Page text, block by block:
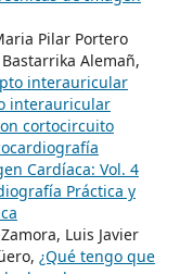
Pilar Portero
Alemañ,
interauricular
interauricular
cortocircuito
Cardíaca: Vol. 4
Práctica y
Luis Javier
¿Qué tengo que